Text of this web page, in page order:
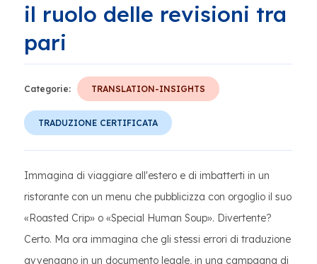
il ruolo delle revisioni tra
pari
Categorie: TRANSLATION-INSIGHTS
TRADUZIONE CERTIFICATA
Immagina di viaggiare all'estero e di imbatterti in un
ristorante con un menu che pubblicizza con orgoglio il suo
«Roasted Crip» o «Special Human Soup». Divertente?
Certo. Ma ora immagina che gli stessi errori di traduzione
avvengano in un documento legale, in una campagna di